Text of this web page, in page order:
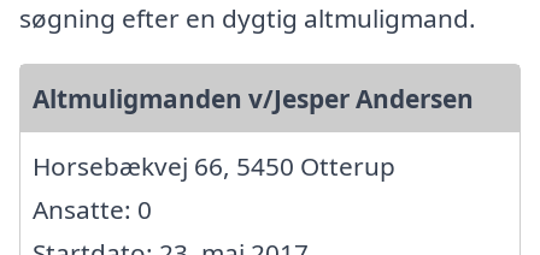
søgning efter en dygtig altmuligmand.
Altmuligmanden v/Jesper Andersen
Horsebækvej 66, 5450 Otterup
Ansatte: 0